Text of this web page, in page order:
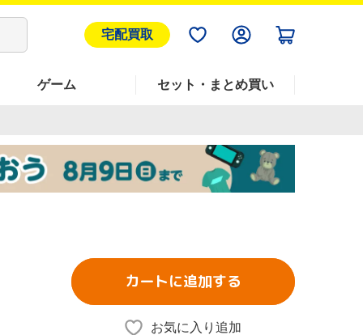
宅配買取
ゲーム セット・まとめ買い
カートに追加する
お気に入り追加